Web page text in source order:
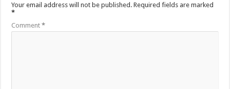
Your email address will not be published. Required fields are marked
*
Comment*